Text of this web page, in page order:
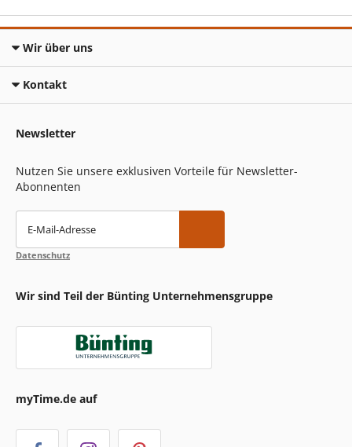
Wir über uns
Kontakt
Newsletter
Nutzen Sie unsere exklusiven Vorteile für Newsletter-
Abonnenten
E-Mail-Adresse
Datenschutz
Wir sind Teil der Bünting Unternehmensgruppe
myTime.de auf